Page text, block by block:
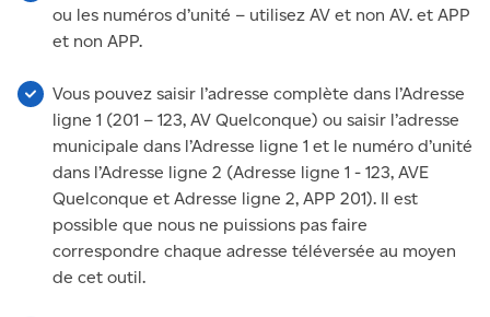
ou les numéros d’unité – utilisez AV et non AV. et APP
et non APP.
Vous pouvez saisir l’adresse complète dans l’Adresse
ligne 1 (201 – 123, AV Quelconque) ou saisir l’adresse
municipale dans l’Adresse ligne 1 et le numéro d’unité
dans l’Adresse ligne 2 (Adresse ligne 1 - 123, AVE
Quelconque et Adresse ligne 2, APP 201). Il est
possible que nous ne puissions pas faire
correspondre chaque adresse téléversée au moyen
de cet outil.